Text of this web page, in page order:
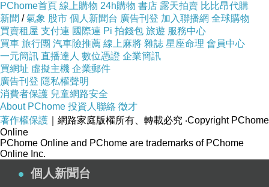
1.課程目標
-探討寵物產業常見衝突類型
-提供有效的衝突管理策略與技巧
-增進學員在職場中的溝通與問題解決能力
2.課程適用對象
-寵物店業主及員工
-寵物訓練師與美容師
-動物醫院相關人員
- 其他寵物相關從業者
PChome首頁 線上購物 24h購物 書店 露天拍賣 比比昂代購
新聞 /氣象 股市 個人新聞台 廣告刊登 加入聯播網 全球購物
買賣租屋 支付連 國際連 Pi 拍錢包 旅遊 服務中心
買車 旅行團 汽車險推薦 線上麻將 雜誌 星座命理 會員中心
一元簡訊 直播達人 數位憑證 企業簡訊
買網址 虛擬主機 企業郵件
廣告刊登 隱私權聲明
消費者保護 兒童網路安全
About PChome 投資人聯絡 徵才
著作權保護 ｜網路家庭版權所有、轉載必究 ‧Copyright PChome
Online
PChome Online and PChome are trademarks of PChome
Online Inc.
個人新聞台